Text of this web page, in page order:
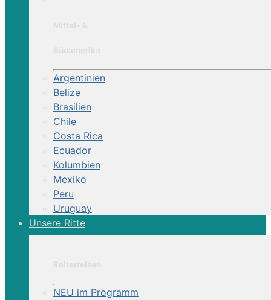
Argentinien
Belize
Brasilien
Chile
Costa Rica
Ecuador
Kolumbien
Mexiko
Peru
Uruguay
Unsere Ritte
NEU im Programm